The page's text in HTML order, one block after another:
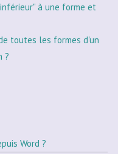
à une forme et
toutes les formes d'un
?
Word ?